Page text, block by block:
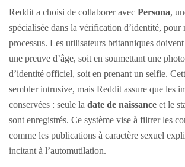
Reddit a choisi de collaborer avec Persona,
spécialisée dans la vérification d’identité,
processus. Les utilisateurs britanniques
une preuve d’âge, soit en soumettant une
d’identité officiel, soit en prenant un selfie.
sembler intrusive, mais Reddit assure que les
conservées : seule la date de naissance et le
sont enregistrés. Ce système vise à filtrer les
comme les publications à caractère sexuel
incitant à l’automutilation.